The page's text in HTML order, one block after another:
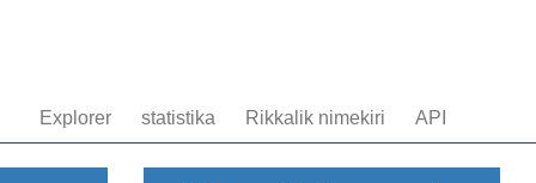
Explorer statistika Rikkalik nimekiri API